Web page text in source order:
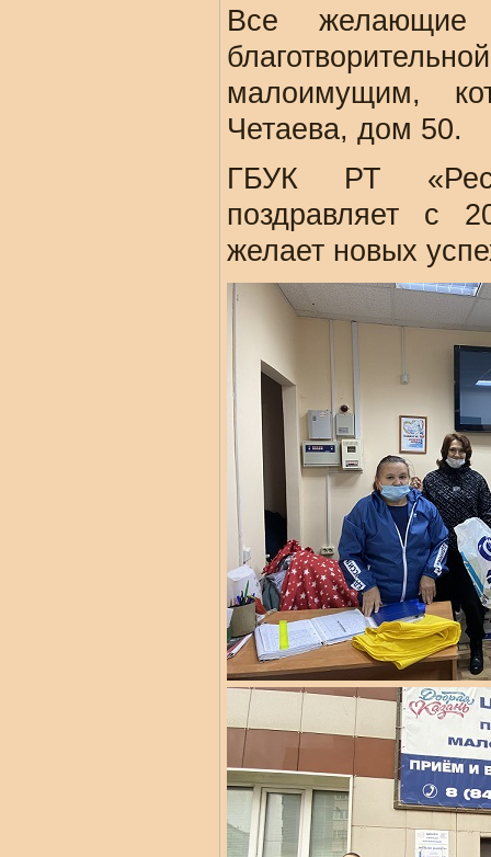
Все желающие
малоимущим,
Четаева, дом 50.
ГБУК РТ
поздравляет с
желает новых